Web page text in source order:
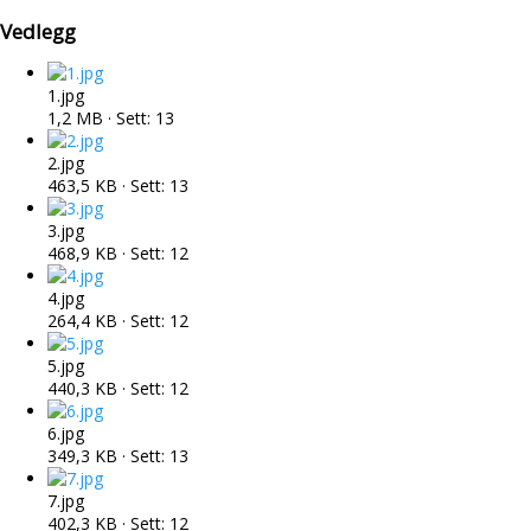
Vedlegg
1.jpg
1,2 MB · Sett: 13
2.jpg
463,5 KB · Sett: 13
3.jpg
468,9 KB · Sett: 12
4.jpg
264,4 KB · Sett: 12
5.jpg
440,3 KB · Sett: 12
6.jpg
349,3 KB · Sett: 13
7.jpg
402,3 KB · Sett: 12